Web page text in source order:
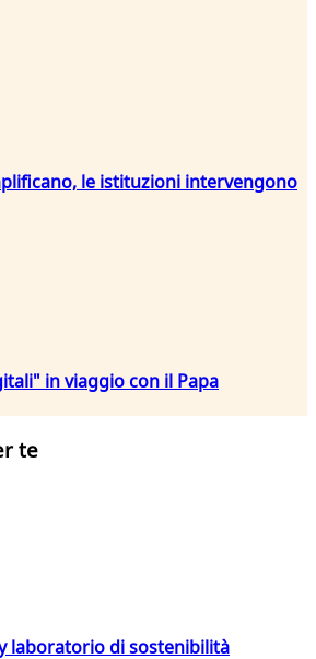
le istituzioni intervengono
in viaggio con il Papa
te
laboratorio di sostenibilità